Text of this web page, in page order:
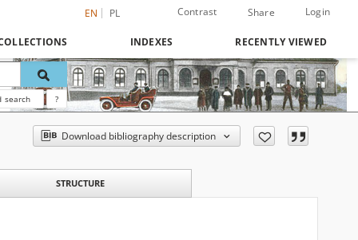
EN PL Contrast Share Login
INDEXES RECENTLY VIEWED
search ?
Download bibliography description
STRUCTURE